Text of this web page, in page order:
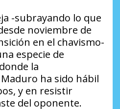
-subrayando lo que
noviembre de
en el chavismo-
especie de
la
ha sido hábil
y en resistir
del oponente.